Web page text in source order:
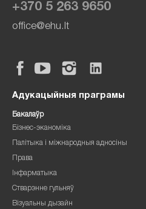
+370 5 263 9650
office@ehu.lt
Адукацыйныя праграмы
Бакалаўр
Бізнес-эканоміка
Палітыка і міжнародныя адносіны
Права
Інфарматыка
Стварэнне гульняў
Візуальны дызайн